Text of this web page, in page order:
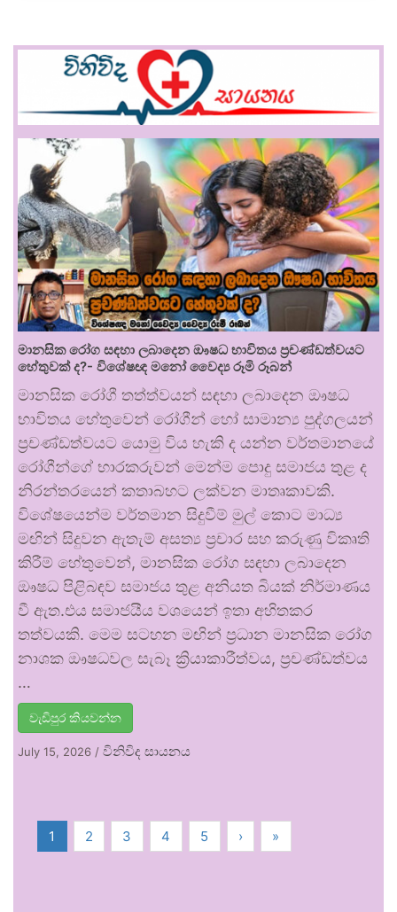
මානසික රෝග සඳහා ලබාදෙන ඖෂධ භාවිතය ප්‍රචණ්ඩත්වයට
හේතුවක් ද?- විශේෂඥ මනෝ වෛද්‍ය රූමි රූබන්
මානසික රෝගී තත්ත්වයන් සඳහා ලබාදෙන ඖෂධ
භාවිතය හේතුවෙන් රෝගීන් හෝ සාමාන්‍ය පුද්ගලයන්
ප්‍රචණ්ඩත්වයට යොමු විය හැකි ද යන්න වර්තමානයේ
රෝගීන්ගේ භාරකරුවන් මෙන්ම පොදු සමාජය තුළ ද
නිරන්තරයෙන් කතාබහට ලක්වන මාතෘකාවකි.
විශේෂයෙන්ම වර්තමාන සිදුවීම් මුල් කොට මාධ්‍ය
මඟින් සිදුවන ඇතැම් අසත්‍ය ප්‍රචාර සහ කරුණු විකෘති
කිරීම් හේතුවෙන්, මානසික රෝග සඳහා ලබාදෙන
ඖෂධ පිළිබඳව සමාජය තුළ අනියත බියක් නිර්මාණය
වී ඇත.එය සමාජයීය වශයෙන් ඉතා අහිතකර
තත්වයකි. මෙම සටහන මඟින් ප්‍රධාන මානසික රෝග
නාශක ඖෂධවල සැබෑ ක්‍රියාකාරීත්වය, ප්‍රචණ්ඩත්වය
…
වැඩිපුර කියවන්න
July 15, 2026 / විනිවිද සායනය
1 2 3 4 5 › »